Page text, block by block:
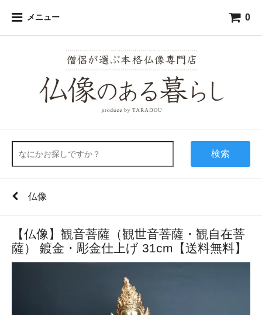
メニュー 0
検索
仏像
【仏像】観音菩薩（観世音菩薩・観自在菩
薩） 鍍金・彫金仕上げ 31cm【送料無料】